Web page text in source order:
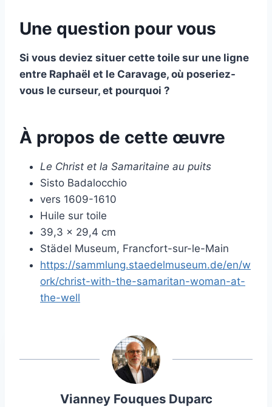
Une question pour vous
Si vous deviez situer cette toile sur une ligne
entre Raphaël et le Caravage, où poseriez-
vous le curseur, et pourquoi ?
À propos de cette œuvre
Le Christ et la Samaritaine au puits
Sisto Badalocchio
vers 1609-1610
Huile sur toile
39,3 × 29,4 cm
Städel Museum, Francfort-sur-le-Main
https://sammlung.staedelmuseum.de/en/w
ork/christ-with-the-samaritan-woman-at-
the-well
Vianney Fouques Duparc